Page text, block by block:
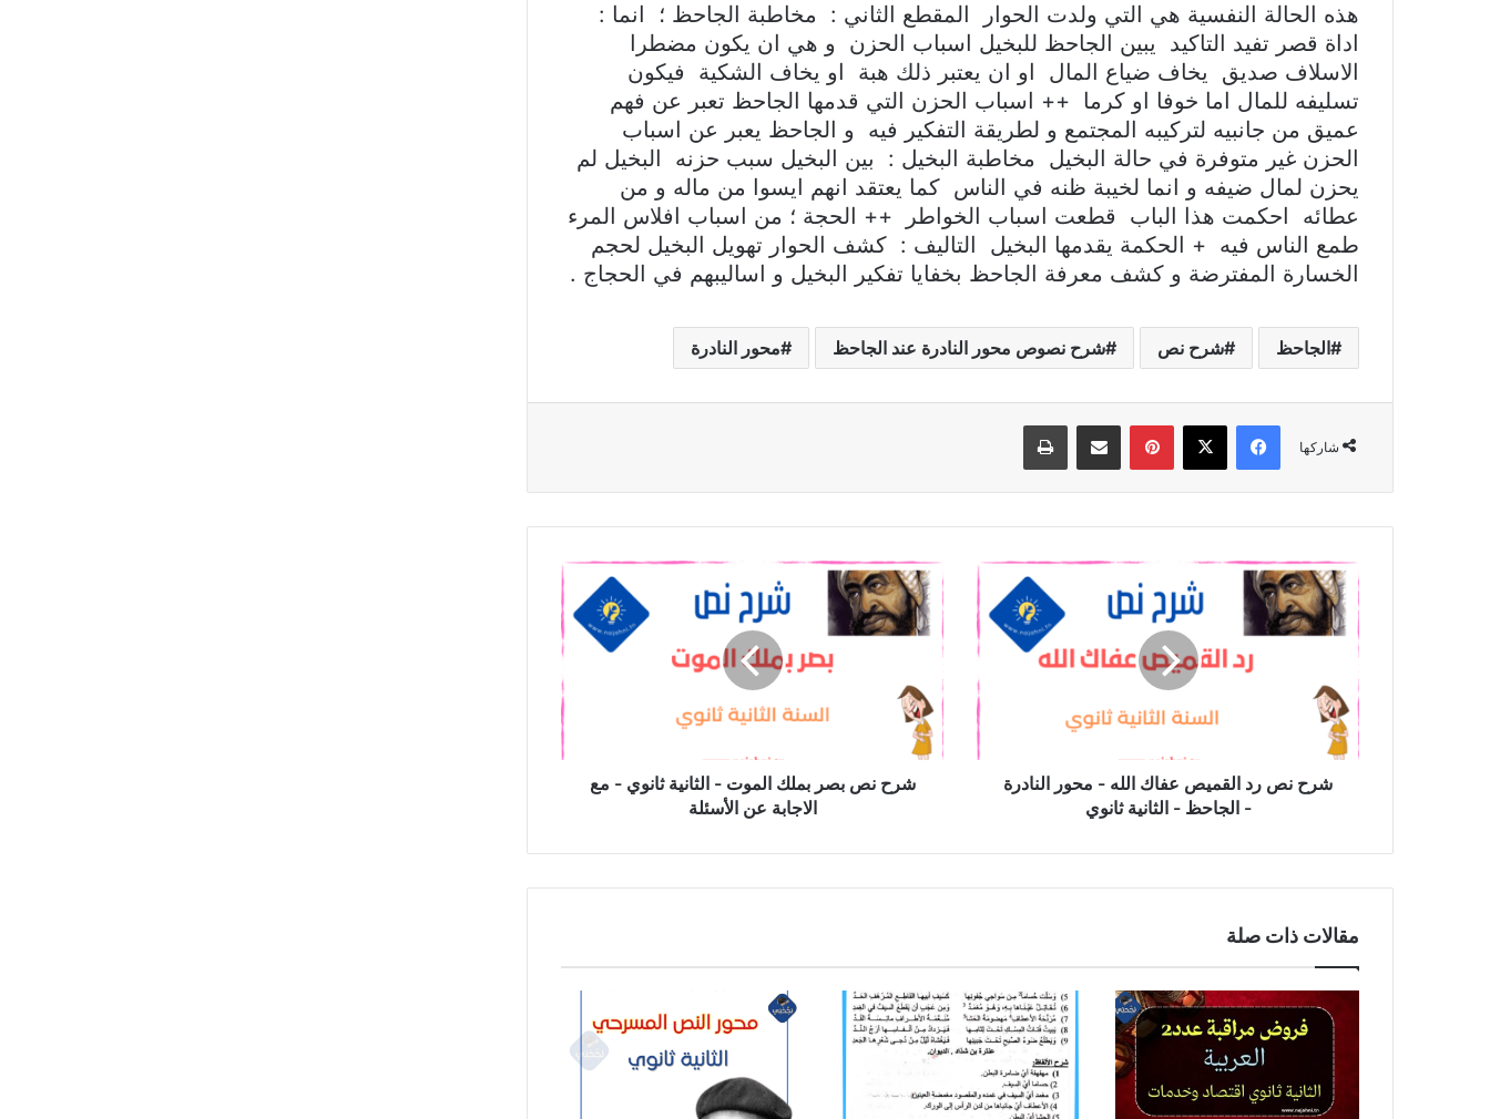
هذه الحالة النفسية هي التي ولدت الحوار المقطع الثاني : مخاطبة الجاحظ ؛ انما :
اداة قصر تفيد التاكيد يبين الجاحظ للبخيل اسباب الحزن و هي ان يكون مضطرا
الاسلاف صديق يخاف ضياع المال او ان يعتبر ذلك هبة او يخاف الشكية فيكون
تسليفه للمال اما خوفا او كرما ++ اسباب الحزن التي قدمها الجاحظ تعبر عن فهم
عميق من جانبيه لتركيبه المجتمع و لطريقة التفكير فيه و الجاحظ يعبر عن اسباب
الحزن غير متوفرة في حالة البخيل مخاطبة البخيل : بين البخيل سبب حزنه البخيل لم
يحزن لمال ضيفه و انما لخيبة ظنه في الناس كما يعتقد انهم ايسوا من ماله و من
عطائه احكمت هذا الباب قطعت اسباب الخواطر ++ الحجة ؛ من اسباب افلاس المرء
طمع الناس فيه + الحكمة يقدمها البخيل التاليف : كشف الحوار تهويل البخيل لحجم
الخسارة المفترضة و كشف معرفة الجاحظ بخفايا تفكير البخيل و اساليبهم في الحجاج .
الجاحظ شرح نص شرح نصوص محور النادرة عند الجاحظ محور النادرة
شاركها
فيسبوك ‫X بينتيريستمشاركة عبر البريد طباعة
شرح
نص
رد
القميص
الله
-
محور
النادرة
الثانية
شرح نص رد القميص عفاك الله - محور النادرة
- الجاحظ - الثانية ثانوي
شرح
نص
بصر
بملك
-
الثانية
ثانوي
-
الأسئلة
شرح نص بصر بملك الموت - الثانية ثانوي - مع
الاجابة عن الأسئلة
مقالات ذات صلة